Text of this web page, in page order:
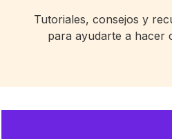
Tutoriales, consejos y
para ayudarte a hacer